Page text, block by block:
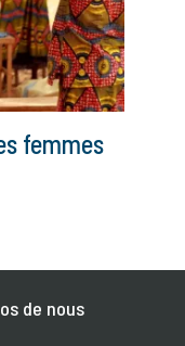
femmes
de nous